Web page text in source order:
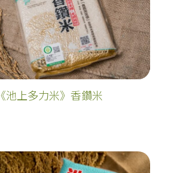
《池上多力米》香鑽米